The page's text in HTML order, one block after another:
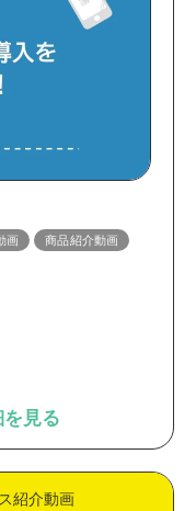
画
商品紹介動画
見る
紹介動画